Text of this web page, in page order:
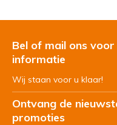
Bel of mail ons
informatie
Wij staan voor u klaar!
Ontvang de
promoties